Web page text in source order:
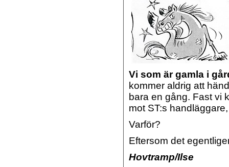
Vi som är gamla i
kommer aldrig att
bara en gång. Fast vi
mot ST:s
Varför?
Eftersom det
Hovtramp/Ilse